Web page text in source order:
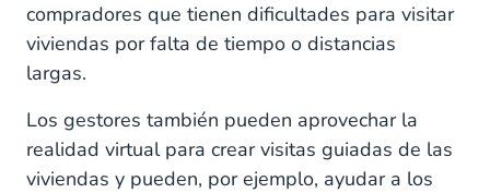
compradores que tienen dificultades para visitar
viviendas por falta de tiempo o distancias
largas.
Los gestores también pueden aprovechar la
realidad virtual para crear visitas guiadas de las
viviendas y pueden, por ejemplo, ayudar a los